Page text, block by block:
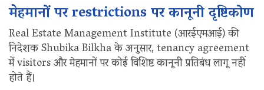
मेहमानों पर restrictions पर कानूनी दृष्टिकोण
Real Estate Management Institute (आरईएमआई) की
निदेशक Shubika Bilkha के अनुसार, tenancy agreement
में visitors और मेहमानों पर कोई विशिष्ट कानूनी प्रतिबंध लागू नहीं
होते हैं।